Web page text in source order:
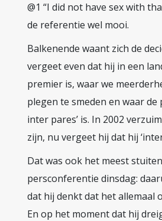
@1 “I did not have sex with
de referentie wel mooi.
Balkenende waant zich de
vergeet even dat hij in een
premier is, waar we
plegen te smeden en waar de
inter pares’ is. In 2002
zijn, nu vergeet hij dat hij
Dat was ook het meest
persconferentie dinsdag:
dat hij denkt dat het allemaal
En op het moment dat hij